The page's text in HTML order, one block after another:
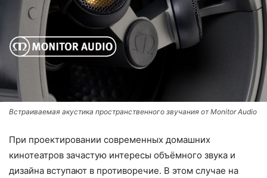
Встраиваемая акустика пространственного звучания от Monitor Audio
При проектировании современных домашних
кинотеатров зачастую интересы объёмного звука и
дизайна вступают в противоречие. В этом случае на